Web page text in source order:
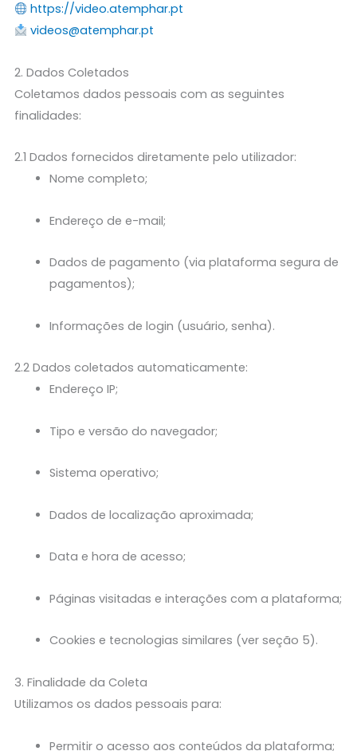
https://video.atemphar.pt
videos@atemphar.pt
2. Dados Coletados
Coletamos dados pessoais com as seguintes
finalidades:
2.1 Dados fornecidos diretamente pelo utilizador:
Nome completo;
Endereço de e-mail;
Dados de pagamento (via plataforma segura de
pagamentos);
Informações de login (usuário, senha).
2.2 Dados coletados automaticamente:
Endereço IP;
Tipo e versão do navegador;
Sistema operativo;
Dados de localização aproximada;
Data e hora de acesso;
Páginas visitadas e interações com a plataforma;
Cookies e tecnologias similares (ver seção 5).
3. Finalidade da Coleta
Utilizamos os dados pessoais para:
Permitir o acesso aos conteúdos da plataforma;